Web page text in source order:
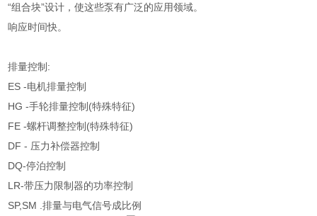
“组合块”设计，使这些泵有广泛的应用领域。
响应时间快。
排量控制:
ES -电机排量控制
HG -手轮排量控制(特殊特征)
FE -螺杆调整控制(特殊特征)
DF - 压力补偿器控制
DQ-停泊控制
LR-带压力限制器的功率控制
SP,SM .排量与电气信号成比例